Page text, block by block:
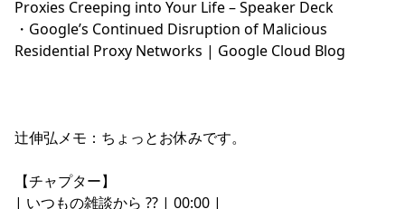
Proxies Creeping into Your Life – Speaker Deck
・ Google’s Continued Disruption of Malicious
Residential Proxy Networks | Google Cloud Blog
辻伸弘メモ：ちょっとお休みです。
【チャプター】
| いつもの雑談から ?? | 00:00 |